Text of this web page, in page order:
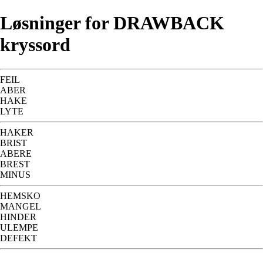
Løsninger for DRAWBACK
kryssord
FEIL
ABER
HAKE
LYTE
HAKER
BRIST
ABERE
BREST
MINUS
HEMSKO
MANGEL
HINDER
ULEMPE
DEFEKT